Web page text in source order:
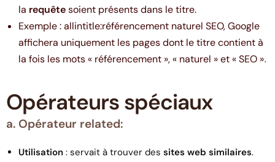
la requêtesoient présents dans le titre.
Exemple : allintitle:référencement naturel SEO, Google
affichera uniquement les pages dont le titre contient à
la fois les mots « référencement », « naturel » et « SEO ».
Opérateurs spéciaux
a. Opérateur related:
Utilisation : servait à trouver des sites web similaires.